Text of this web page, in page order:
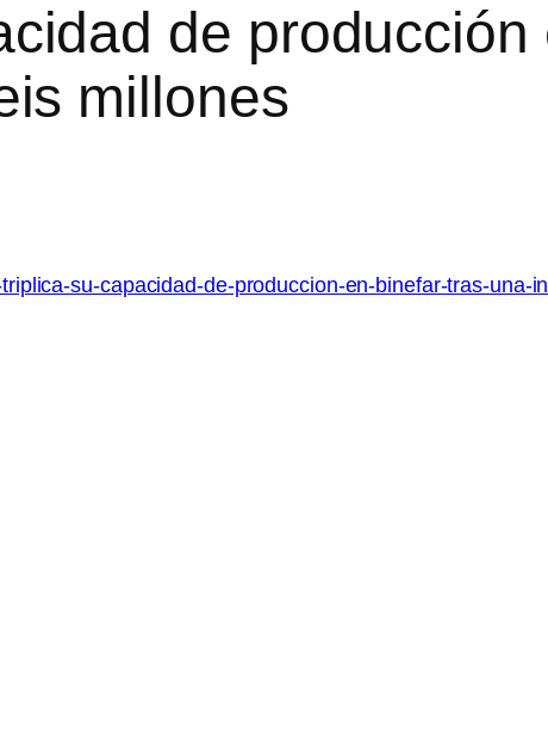
de producción
millones
su-capacidad-de-produccion-en-binefar-tras-una-